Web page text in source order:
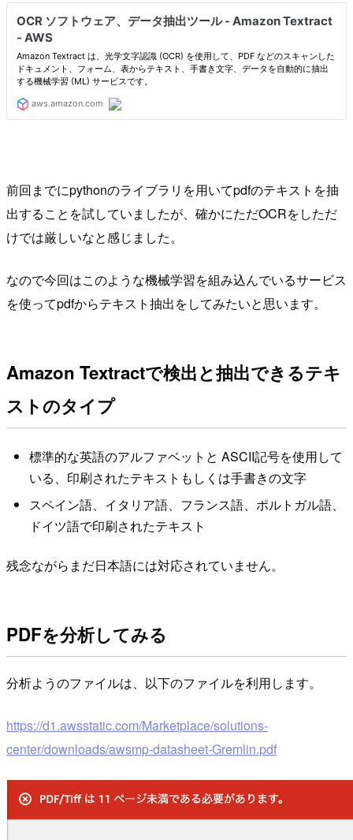
前回までにpythonのライブラリを用いてpdfのテキストを抽
出することを試していましたが、確かにただOCRをしただ
けでは厳しいなと感じました。
なので今回はこのような機械学習を組み込んでいるサービス
を使ってpdfからテキスト抽出をしてみたいと思います。
Amazon Textractで検出と抽出できるテキ
ストのタイプ
標準的な英語のアルファベットと ASCII記号を使用して
いる、印刷されたテキストもしくは手書きの文字
スペイン語、イタリア語、フランス語、ポルトガル語、
ドイツ語で印刷されたテキスト
残念ながらまだ日本語には対応されていません。
PDFを分析してみる
分析ようのファイルは、以下のファイルを利用します。
https://d1.awsstatic.com/Marketplace/solutions-
center/downloads/awsmp-datasheet-Gremlin.pdf